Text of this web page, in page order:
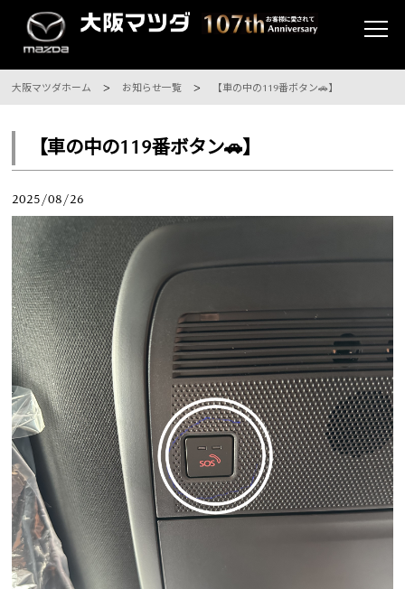
大阪マツダホーム お知らせ一覧 【車の中の119番ボタン🚗】
【車の中の119番ボタン🚗】
2025/08/26